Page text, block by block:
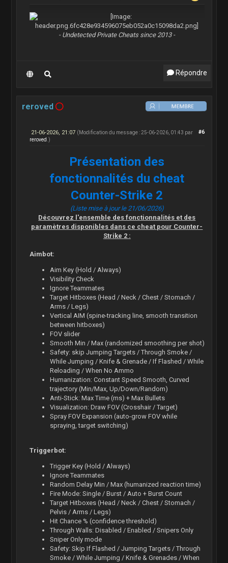
- Undetected Private Cheats since 2013 -
Répondre
reroved
#6
21-06-2026, 21:07 (Modification du message : 25-06-2026, 01:43 par
reroved .)
Présentation des
fonctionnalités du cheat
Counter-Strike 2
(Liste mise à jour le 21/06/2026)
Découvrez l'ensemble des fonctionnalités et des
paramètres disponibles dans ce cheat pour Counter-
Strike 2 :
Aimbot:
Aim Key (Hold / Always)
Visibility Check
Ignore Teammates
Target Hitboxes (Head / Neck / Chest / Stomach /
Arms / Legs)
Vertical AIM (spine-tracking line, smooth transition
between hitboxes)
FOV slider
Smooth Min / Max (randomized smoothing per shot)
Safety: skip Jumping Targets / Through Smoke /
While Jumping / Knife & Grenade / If Flashed / While
Reloading / When No Ammo
Humanization: Constant Speed Smooth, Curved
trajectory (Min/Max, Up/Down/Random)
Anti-Stick: Max Time (ms) + Max Bullets
Visualization: Draw FOV (Crosshair / Target)
Spray FOV Expansion (auto-grow FOV while
spraying, target switching)
Triggerbot:
Trigger Key (Hold / Always)
Ignore Teammates
Random Delay Min / Max (humanized reaction time)
Fire Mode: Single / Burst / Auto + Burst Count
Target Hitboxes (Head / Neck / Chest / Stomach /
Pelvis / Arms / Legs)
Hit Chance % (confidence threshold)
Through Walls: Disabled / Enabled / Snipers Only
Sniper Only mode
Safety: Skip If Flashed / Jumping Targets / Through
Smoke / While Jumping / Knife & Grenades / When